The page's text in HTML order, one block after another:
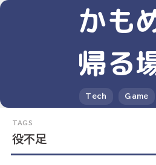
かも
帰る
Tech Game
役不足